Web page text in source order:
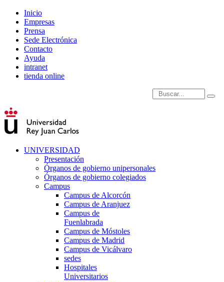
Inicio
Empresas
Prensa
Sede Electrónica
Contacto
Ayuda
intranet
tienda online
Introduce términos de
UNIVERSIDAD
Presentación
Órganos de gobierno unipersonales
Órganos de gobierno colegiados
Campus
Campus de Alcorcón
Campus de Aranjuez
Campus de
Fuenlabrada
Campus de Móstoles
Campus de Madrid
Campus de Vicálvaro
sedes
Hospitales
Universitarios